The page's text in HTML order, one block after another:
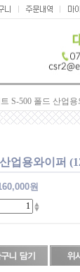
S-500 폴드 산업
업용와이퍼
원
▲
▼